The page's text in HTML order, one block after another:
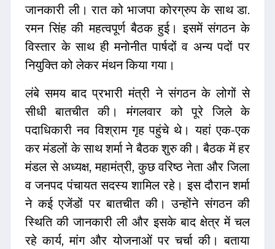
जानकारी ली। रात को भाजपा कोरग्रुप के साथ डा.
रमन सिंह की महत्वपूर्ण बैठक हुई। इसमें संगठन के
विस्तार के साथ ही मनोनीत पार्षदों व अन्य पदों पर
नियुक्ति को लेकर मंथन किया गया।
लंबे समय बाद प्रभारी मंत्री ने संगठन के लोगों से
सीधी बातचीत की। मंगलवार को पूरे जिले के
पदाधिकारी नव विश्राम गृह पहुंचे थे। यहां एक-एक
कर मंडलों के साथ शर्मा ने बैठक शुरु की। बैठक में हर
मंडल से अध्यक्ष, महामंत्री, कुछ वरिष्ठ नेता और जिला
व जनपद पंचायत सदस्य शामिल रहे। इस दौरान शर्मा
ने कई एजेंडों पर बातचीत की। उन्होंने संगठन की
स्थिति की जानकारी ली और इसके बाद क्षेत्र में चल
रहे कार्य, मांग और योजनाओं पर चर्चा की। बताया